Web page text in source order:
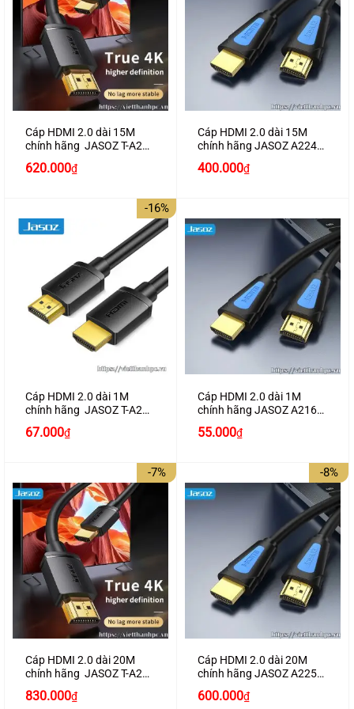
Cáp HDMI 2.0 dài 15M
chính hãng JASOZ T-A287
hỗ trợ 4K2K
Giá
620.000₫Giá
hiện
Cáp HDMI 2.0 dài 15M
chính hãng JASOZ A224
hỗ trợ 4K2K cao cấp
Giá
400.000₫Giá
hiện
400.000₫.
-16%
Cáp HDMI 2.0 dài 1M
chính hãng JASOZ T-A279
Giá
67.000₫Giá
hiện
67.000₫.
Cáp HDMI 2.0 dài 1M
chính hãng JASOZ A216
55.000₫
-7%
Cáp HDMI 2.0 dài 20M
chính hãng JASOZ T-A288
hỗ trợ 4K2K
Giá
830.000₫Giá
-8%
Cáp HDMI 2.0 dài 20M
chính hãng JASOZ A225
hỗ trợ 4K2K cao cấp
Giá
600.000₫Giá